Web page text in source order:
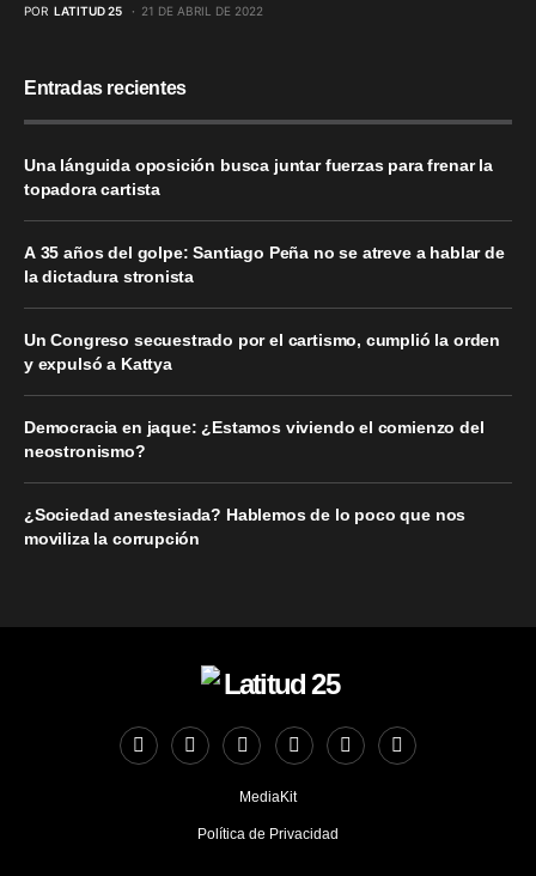
POR LATITUD 25 21 DE ABRIL DE 2022
Entradas recientes
Una lánguida oposición busca juntar fuerzas para frenar la
topadora cartista
A 35 años del golpe: Santiago Peña no se atreve a hablar de
la dictadura stronista
Un Congreso secuestrado por el cartismo, cumplió la orden
y expulsó a Kattya
Democracia en jaque: ¿Estamos viviendo el comienzo del
neostronismo?
¿Sociedad anestesiada? Hablemos de lo poco que nos
moviliza la corrupción
MediaKit
Política de Privacidad